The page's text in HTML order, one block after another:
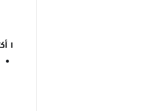
١ أكتوبر